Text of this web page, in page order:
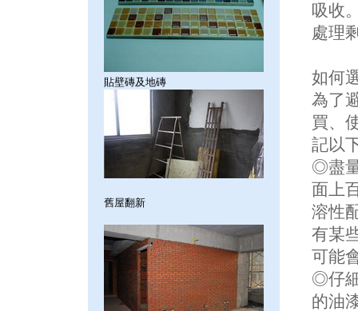
貼壁磚及地磚
舊屋翻新
吸收
處理
如何
為了
買、
記以
◎盡
面上
溶性
有某
可能
◎仔
的油